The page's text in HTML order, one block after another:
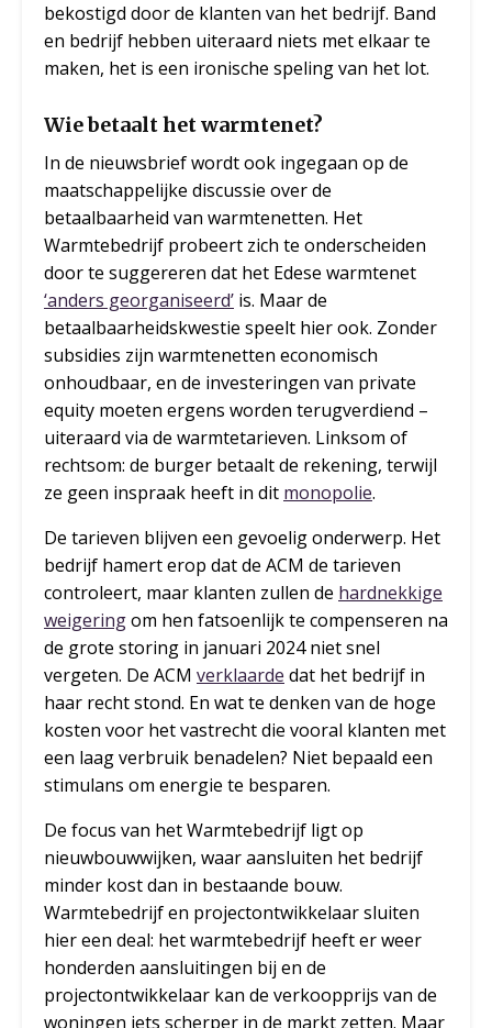
bekostigd door de klanten van het bedrijf. Band
en bedrijf hebben uiteraard niets met elkaar te
maken, het is een ironische speling van het lot.
Wie betaalt het warmtenet?
In de nieuwsbrief wordt ook ingegaan op de
maatschappelijke discussie over de
betaalbaarheid van warmtenetten. Het
Warmtebedrijf probeert zich te onderscheiden
door te suggereren dat het Edese warmtenet
‘anders georganiseerd’ is. Maar de
betaalbaarheidskwestie speelt hier ook. Zonder
subsidies zijn warmtenetten economisch
onhoudbaar, en de investeringen van private
equity moeten ergens worden terugverdiend –
uiteraard via de warmtetarieven. Linksom of
rechtsom: de burger betaalt de rekening, terwijl
ze geen inspraak heeft in dit monopolie.
De tarieven blijven een gevoelig onderwerp. Het
bedrijf hamert erop dat de ACM de tarieven
controleert, maar klanten zullen de hardnekkige
weigeringom hen fatsoenlijk te compenseren na
de grote storing in januari 2024 niet snel
vergeten. De ACM verklaarde dat het bedrijf in
haar recht stond. En wat te denken van de hoge
kosten voor het vastrecht die vooral klanten met
een laag verbruik benadelen? Niet bepaald een
stimulans om energie te besparen.
De focus van het Warmtebedrijf ligt op
nieuwbouwwijken, waar aansluiten het bedrijf
minder kost dan in bestaande bouw.
Warmtebedrijf en projectontwikkelaar sluiten
hier een deal: het warmtebedrijf heeft er weer
honderden aansluitingen bij en de
projectontwikkelaar kan de verkoopprijs van de
woningen iets scherper in de markt zetten. Maar